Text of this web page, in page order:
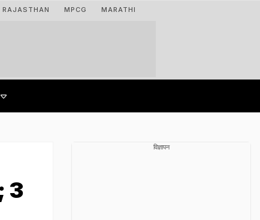
RAJASTHAN MPCG MARATHI
3
विज्ञापन